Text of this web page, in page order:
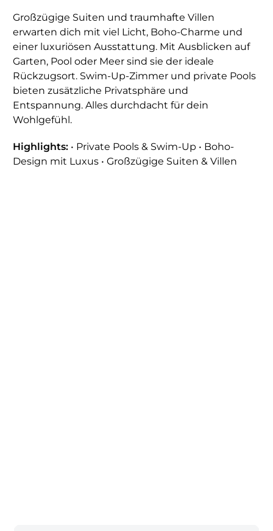
Großzügige Suiten und traumhafte Villen
erwarten dich mit viel Licht, Boho-Charme und
einer luxuriösen Ausstattung. Mit Ausblicken auf
Garten, Pool oder Meer sind sie der ideale
Rückzugsort. Swim-Up-Zimmer und private Pools
bieten zusätzliche Privatsphäre und
Entspannung. Alles durchdacht für dein
Wohlgefühl.
Highlights: • Private Pools & Swim-Up • Boho-
Design mit Luxus • Großzügige Suiten & Villen